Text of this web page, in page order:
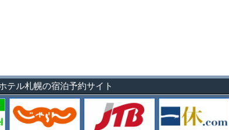
テル札幌の宿泊予約サイト